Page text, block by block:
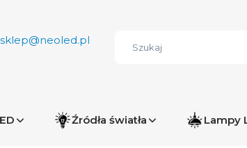
sklep@neoled.pl
Źródła światła Lampy